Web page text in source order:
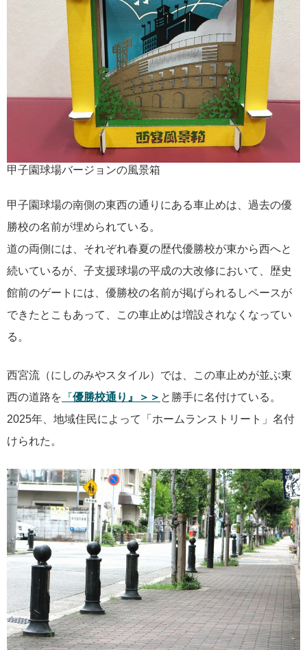
甲子園球場バージョンの風景箱
甲子園球場の南側の東西の通りにある車止めは、過去の優
勝校の名前が埋められている。
道の両側には、それぞれ春夏の歴代優勝校が東から西へと
続いているが、子支援球場の平成の大改修において、歴史
館前のゲートには、優勝校の名前が掲げられるしペースが
できたとこもあって、この車止めは増設されなくなってい
る。
西宮流（にしのみやスタイル）では、この車止めが並ぶ東
西の道路を 『優勝校通り』＞＞ と勝手に名付けている。
2025年、地域住民によって「ホームランストリート」名付
けられた。